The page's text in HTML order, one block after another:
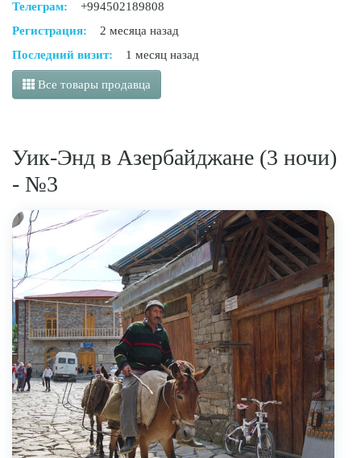
Уик-Энд в Азербайджане (3 ночи)
- №3
Телеграм:
+994502189808
Регистрация:
2 месяца назад
Последний визит:
1 месяц назад
Все товары продавца